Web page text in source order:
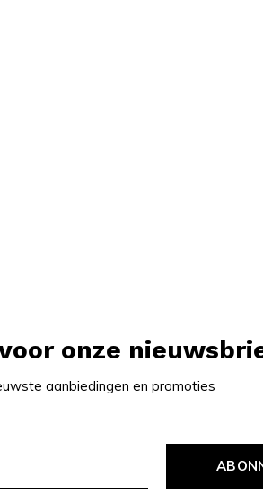
onze
aanbiedingen en promoties